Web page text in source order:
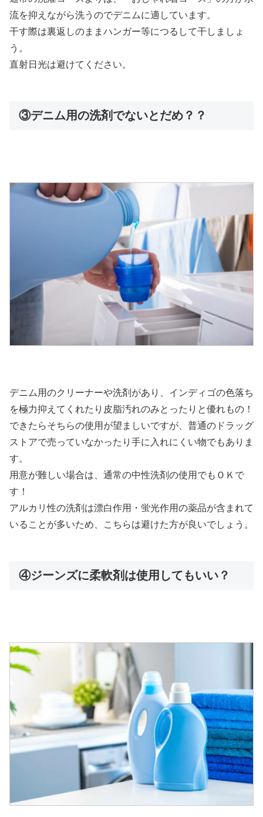
流を抑えながら洗うのでデニムに適しています。
干す際は裏返しのままハンガー等につるして干しましょ
う。
直射日光は避けてください。
③デニム用の洗剤でないとだめ？？
デニム用のクリーナーや洗剤があり、インディゴの色落ち
を極力抑えてくれたり皮脂汚れのみとったりと優れもの！
できたらそちらの使用が望ましいですが、普通のドラッグ
ストアで売っていなかったり手に入れにくい物でもありま
す。
用意が難しい場合は、通常の中性洗剤の使用でもＯＫで
す！
アルカリ性の洗剤は漂白作用・蛍光作用の薬品が含まれて
いることが多いため、こちらは避けた方が良いでしょう。
④ジーンズに柔軟剤は使用してもいい？